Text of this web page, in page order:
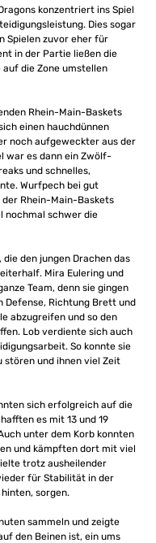
konzentriert ins Spiel
Dies sogar
Spielen zuvor eher für
in der Partie ließen die
die Zone umstellen
Rhein-Main-Baskets
einen hauchdünnen
noch aufgeweckter aus der
war es dann ein Zwölf-
und schnelles,
Wurfpech bei gut
der Rhein-Main-Baskets
nochmal schwer die
den jungen Drachen das
Mira Eulering und
Team, denn sie gingen
Defense, Richtung Brett und
abzugreifen und so den
Lob verdiente sich auch
So konnte sie
stören und ihnen viel Zeit
sich erfolgreich auf die
es mit 13 und 19
unter dem Korb konnten
und kämpften dort mit viel
trotz ausheilender
für Stabilität in der
sorgen.
sammeln und zeigte
den Beinen ist, ein ums